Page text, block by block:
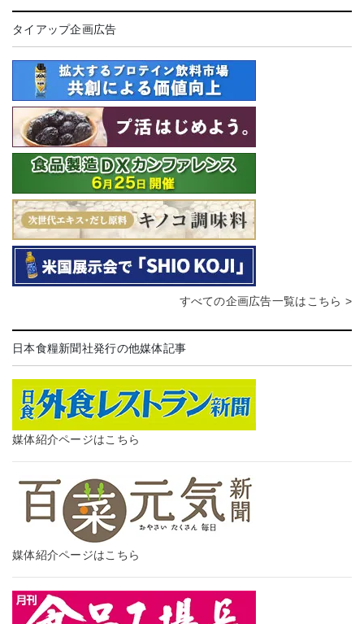
タイアップ企画広告
すべての企画広告一覧はこちら >
日本食糧新聞社発行の他媒体記事
媒体紹介ページはこちら
媒体紹介ページはこちら